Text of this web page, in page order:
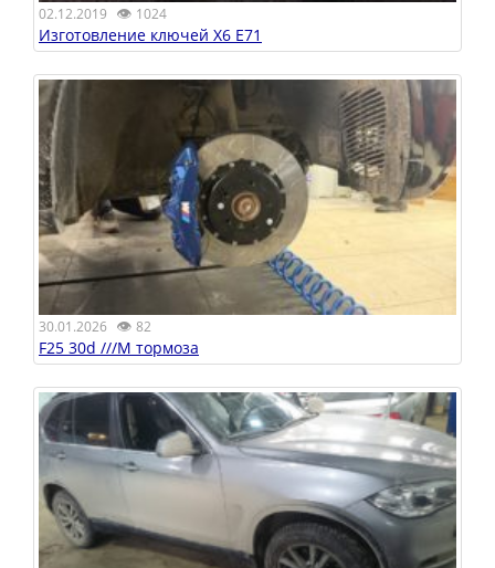
02.12.2019 👁 1024
Изготовление ключей X6 E71
30.01.2026 👁 82
F25 30d ///M тормоза